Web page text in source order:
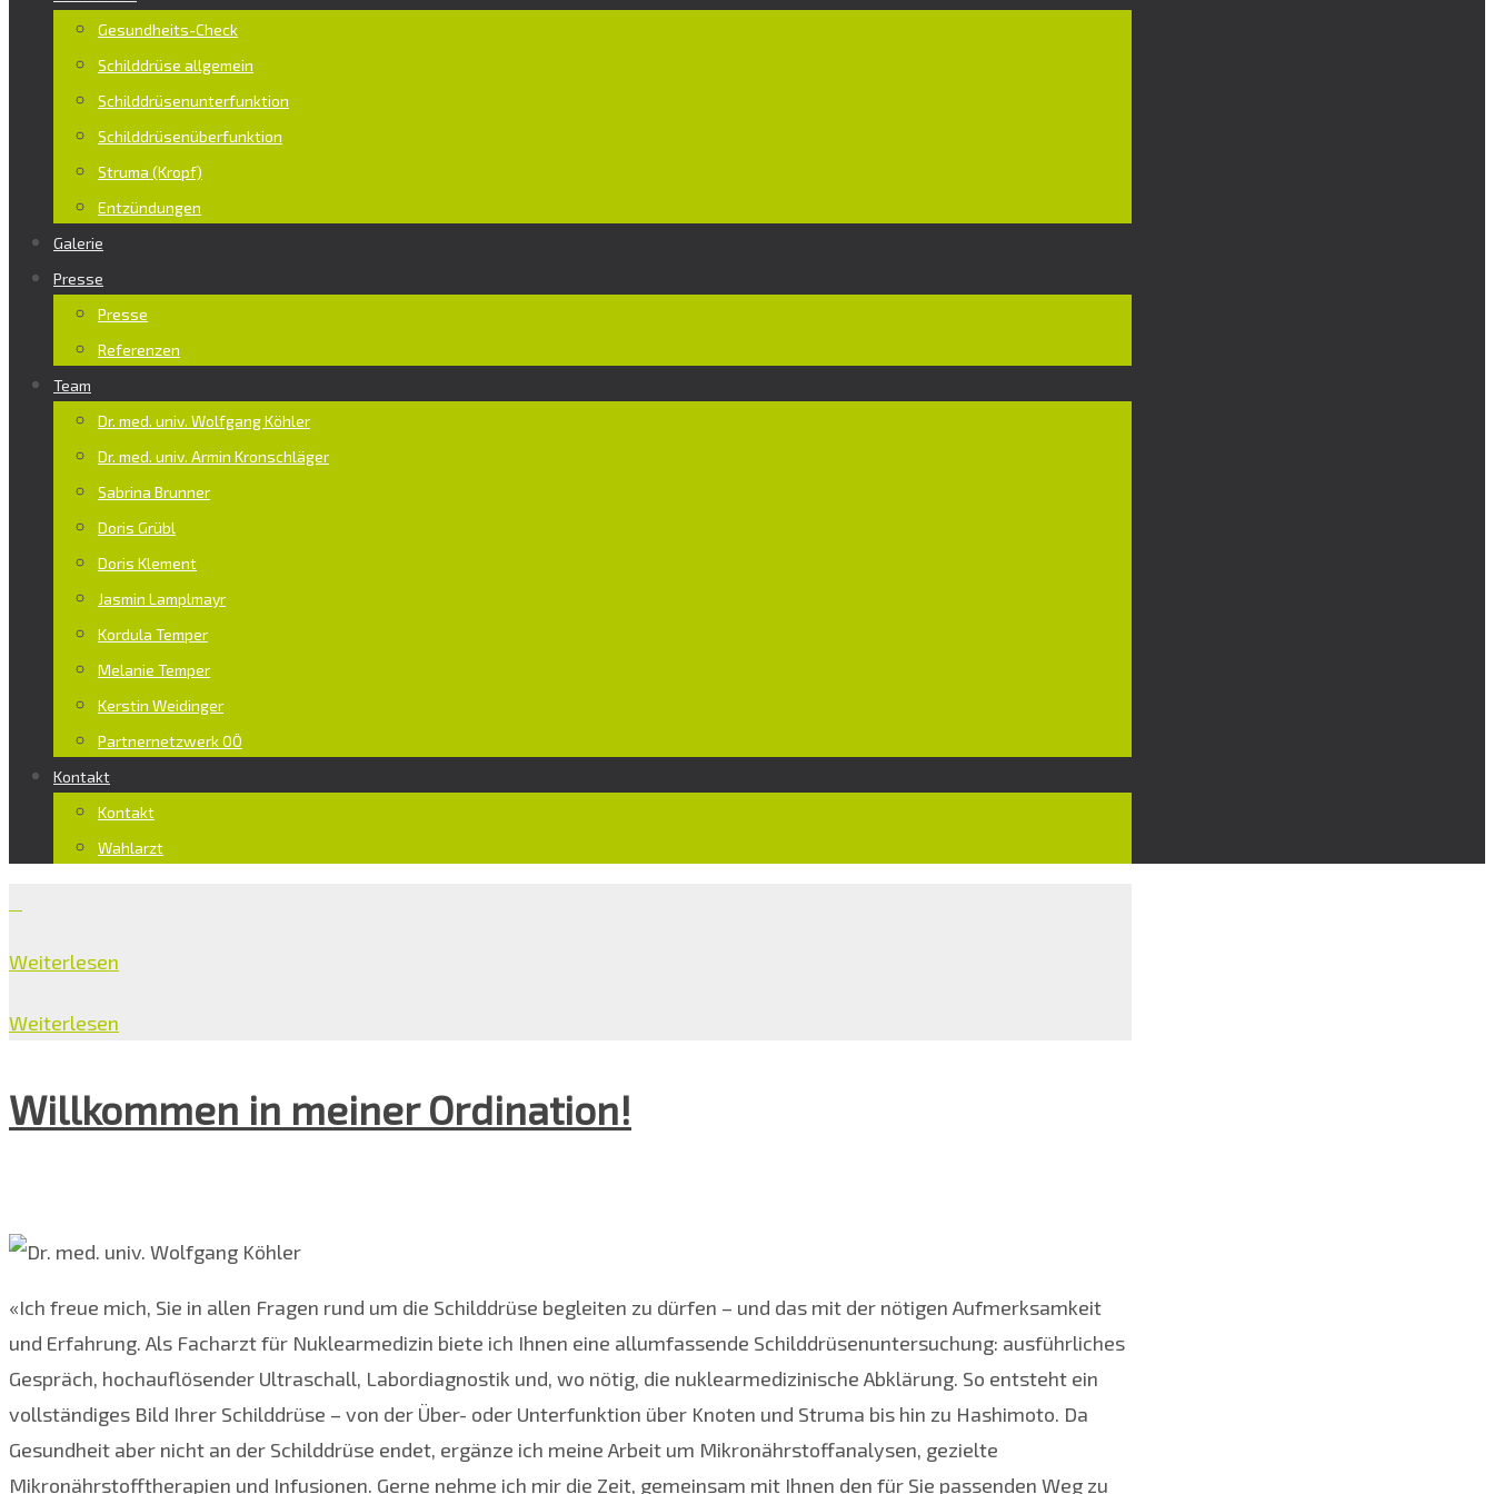
Gesundheits-Check
Schilddrüse allgemein
Schilddrüsenunterfunktion
Schilddrüsenüberfunktion
Struma (Kropf)
Entzündungen
Galerie
Presse
Presse
Referenzen
Team
Dr. med. univ. Wolfgang Köhler
Dr. med. univ. Armin Kronschläger
Sabrina Brunner
Doris Grübl
Doris Klement
Jasmin Lamplmayr
Kordula Temper
Melanie Temper
Kerstin Weidinger
Partnernetzwerk OÖ
Kontakt
Kontakt
Wahlarzt
Weiterlesen
Weiterlesen
Willkommen in meiner Ordination!
«Ich freue mich, Sie in allen Fragen rund um die Schilddrüse begleiten zu dürfen – und das mit der nötigen Aufmerksamkeit
und Erfahrung. Als Facharzt für Nuklearmedizin biete ich Ihnen eine allumfassende Schilddrüsenuntersuchung: ausführliches
Gespräch, hochauflösender Ultraschall, Labordiagnostik und, wo nötig, die nuklearmedizinische Abklärung. So entsteht ein
vollständiges Bild Ihrer Schilddrüse – von der Über- oder Unterfunktion über Knoten und Struma bis hin zu Hashimoto. Da
Gesundheit aber nicht an der Schilddrüse endet, ergänze ich meine Arbeit um Mikronährstoffanalysen, gezielte
Mikronährstofftherapien und Infusionen. Gerne nehme ich mir die Zeit, gemeinsam mit Ihnen den für Sie passenden Weg zu